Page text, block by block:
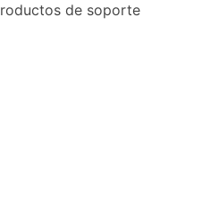
de soporte